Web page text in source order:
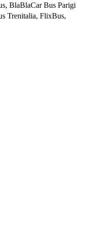
BlaBlaCar Bus Parigi
Trenitalia, FlixBus,